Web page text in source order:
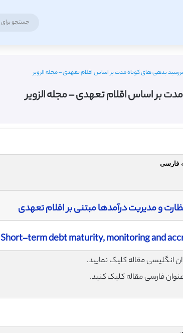
بدهی های کوتاه مدت بر اساس اقلام تعهدی – مجله الزویر
بر اساس اقلام تعهدی – مجله الزویر
فارسی
و مدیریت درآمدها مبتنی بر اقلام تعهدی
Short-term debt maturity, monitoring and
فارسی مقاله کلیک کنید.